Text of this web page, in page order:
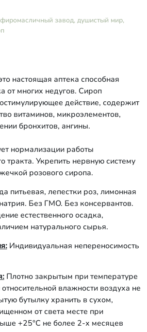
завод, душистый мир,
настоящая аптека способная
от многих недугов. Сироп
действие, содержит
витаминов, микроэлементов,
бронхитов, ангины.
нормализации работы
тракта. Укрепить нервную систему
розового сиропа.
питьевая, лепестки роз, лимонная
Без ГМО. Без консервантов.
естественного осадка,
натурального сырья.
Индивидуальная непереносимость
Плотно закрытым при температуре
влажности воздуха не
бутылку хранить в сухом,
от света месте при
+25°С не более 2-х месяцев